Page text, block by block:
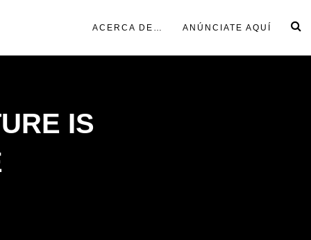
ACERCA DE… ANÚNCIATE AQUÍ
IS